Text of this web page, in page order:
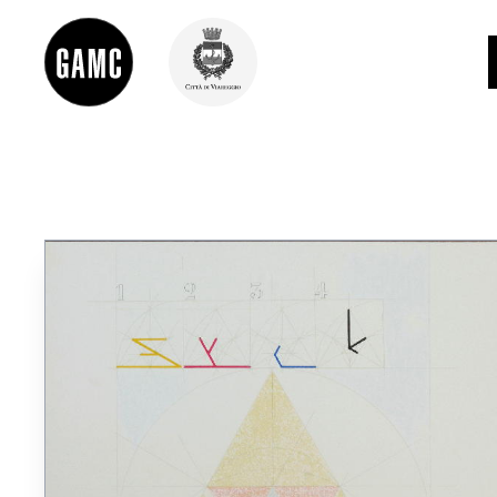
LE COLLEZIONI
GLI AUTORI
LORENZO VIANI
PALAZZO DELLE MUSE